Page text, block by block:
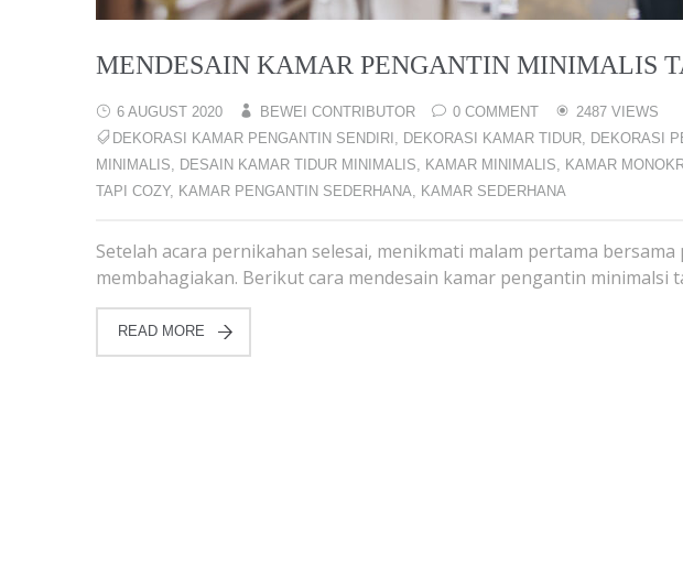
MENDESAIN KAMAR PENGANTIN MINIMALIS
6 AUGUST 2020 BEWEI CONTRIBUTOR 0 COMMENT
2487 VIEWS
DEKORASI KAMAR PENGANTIN SENDIRI , DEKORASI KAMAR TIDUR, DEKORASI
MINIMALIS, DESAIN KAMAR TIDUR MINIMALIS, KAMAR MINIMALIS, KAMAR
TAPI COZY, KAMAR PENGANTIN SEDERHANA, KAMAR SEDERHANA
Setelah acara pernikahan selesai, menikmati malam pertama
membahagiakan. Berikut cara mendesain kamar pengantin minimalsi
READ MORE